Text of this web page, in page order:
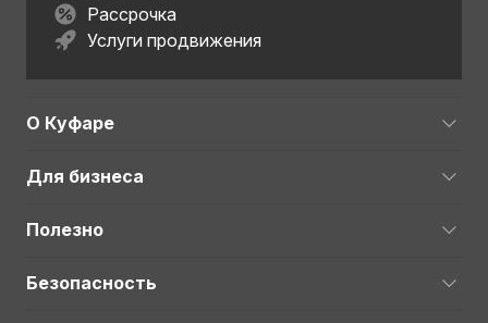
Рассрочка
Услуги продвижения
О Куфаре
Для бизнеса
Полезно
Безопасность